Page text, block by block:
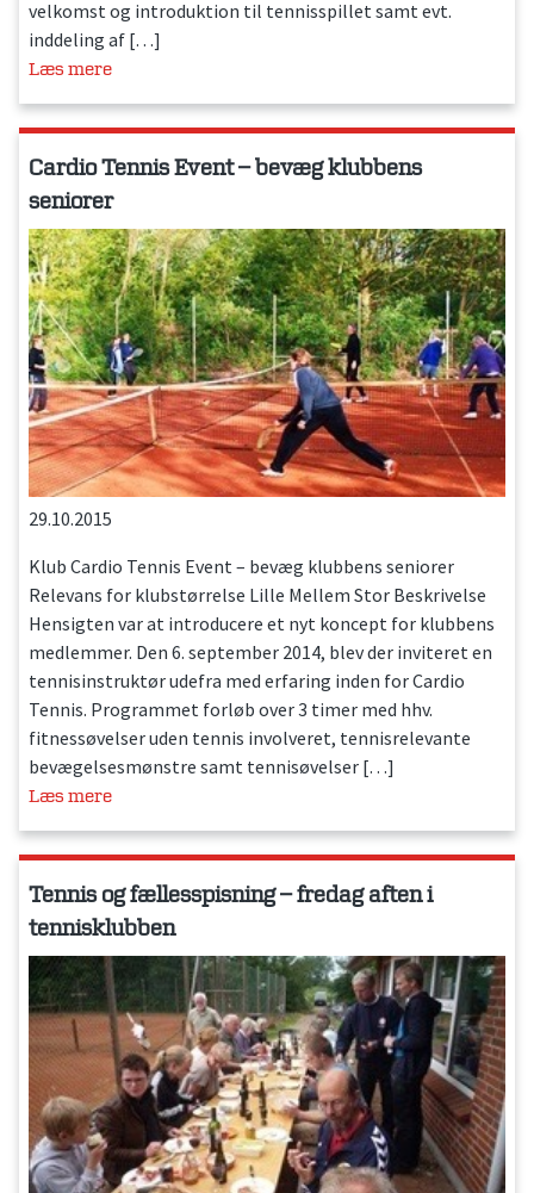
velkomst og introduktion til tennisspillet samt evt.
inddeling af […]
Læs mere
Cardio Tennis Event – bevæg klubbens
seniorer
29.10.2015
Klub Cardio Tennis Event – bevæg klubbens seniorer
Relevans for klubstørrelse Lille Mellem Stor Beskrivelse
Hensigten var at introducere et nyt koncept for klubbens
medlemmer. Den 6. september 2014, blev der inviteret en
tennisinstruktør udefra med erfaring inden for Cardio
Tennis. Programmet forløb over 3 timer med hhv.
fitnessøvelser uden tennis involveret, tennisrelevante
bevægelsesmønstre samt tennisøvelser […]
Læs mere
Tennis og fællesspisning – fredag aften i
tennisklubben